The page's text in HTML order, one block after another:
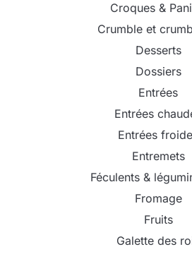
Croques &
Crumble et
Desserts
Dossiers
Entrées
Entrées
Entrées
Entremets
Féculents &
Fromage
Fruits
Galette des